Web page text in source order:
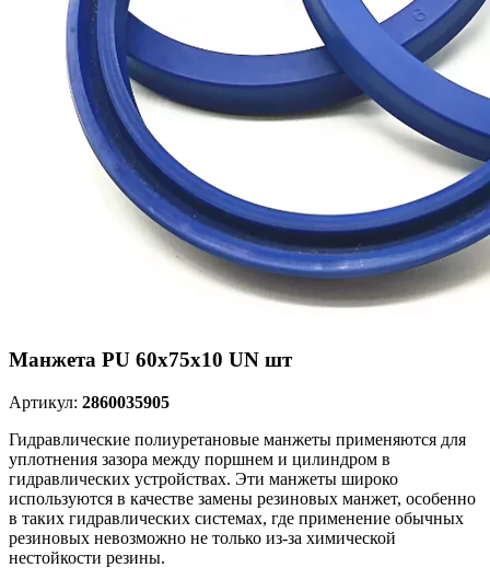
Манжета PU 60х75х10 UN шт
Артикул: 2860035905
Гидравлические полиуретановые манжеты применяются для
уплотнения зазора между поршнем и цилиндром в
гидравлических устройствах. Эти манжеты широко
используются в качестве замены резиновых манжет, особенно
в таких гидравлических системах, где применение обычных
резиновых невозможно не только из-за химической
нестойкости резины.